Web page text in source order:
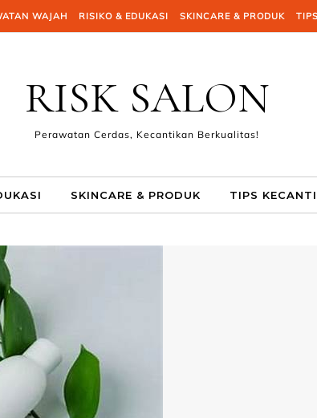
WAJAH RISIKO & EDUKASI SKINCARE & PRODUK
RISK SALON
Perawatan Cerdas, Kecantikan Berkualitas!
SKINCARE & PRODUK TIPS